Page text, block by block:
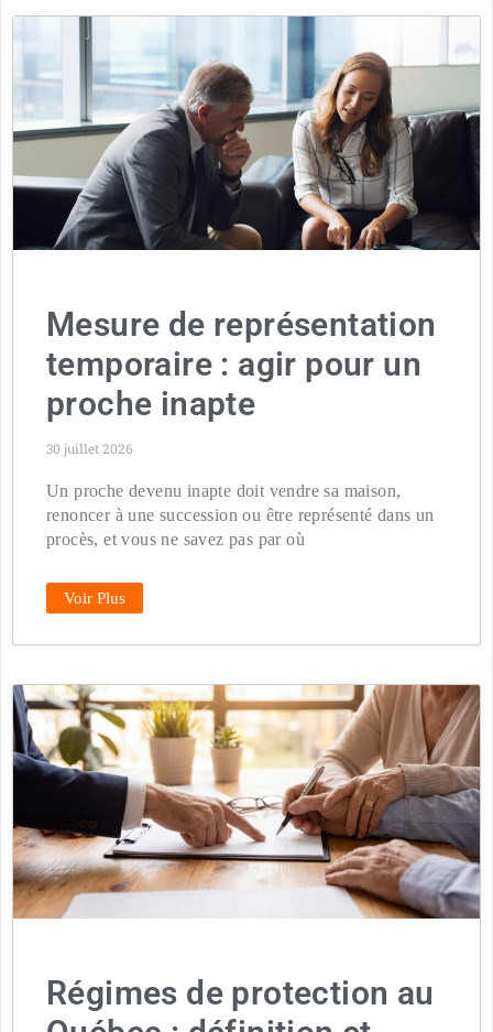
Mesure de représentation
temporaire : agir pour un
proche inapte
30 juillet 2026
Un proche devenu inapte doit vendre sa maison,
renoncer à une succession ou être représenté dans un
procès, et vous ne savez pas par où
Voir Plus
Régimes de protection au